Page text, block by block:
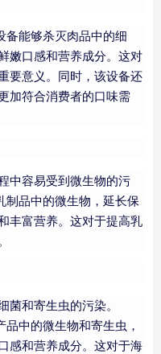
能够杀灭肉品中的细
嫩口感和营养成分。这对
要意义。同时，该设备还
加符合消费者的口味需
中容易受到微生物的污
品中的微生物，延长保
丰富营养。这对于提高乳
和寄生虫的污染。
中的微生物和寄生虫，
感和营养成分。这对于海